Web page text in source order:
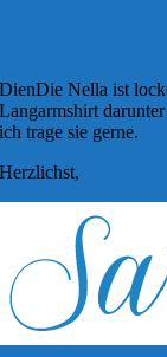
DienDie Nella ist
Langarmshirt
ich trage sie gerne.
Herzlichst,